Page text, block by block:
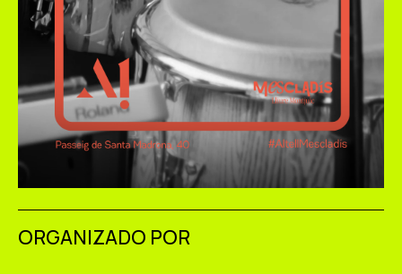
ORGANIZADO POR